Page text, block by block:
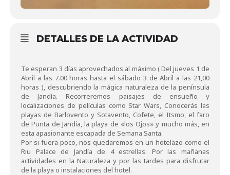
DETALLES DE LA ACTIVIDAD
Te esperan 3 días aprovechados al máximo ( Del jueves 1 de
Abril a las 7.00 horas hasta el sábado 3 de Abril a las 21,00
horas ), descubriendo la mágica naturaleza de la península
de Jandía. Recorreremos paisajes de ensueño y
localizaciones de películas como Star Wars, Conocerás las
playas de Barlovento y Sotavento, Cofete, el Itsmo, el faro
de Punta de Jandía, la playa de «los Ojos» y mucho más, en
esta apasionante escapada de Semana Santa.
Por si fuera poco, nos quedaremos en un hotelazo como el
Riu Palace de Jandía de 4 estrellas. Por las mañanas
actividades en la Naturaleza y por las tardes para disfrutar
de la playa o instalaciones del hotel.